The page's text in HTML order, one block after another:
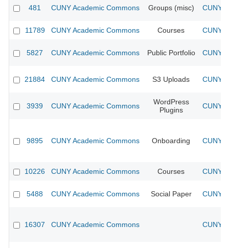
481 CUNY Academic Commons Groups (misc) CUNY
11789 CUNY Academic Commons Courses CUNY
5827 CUNY Academic Commons Public Portfolio CUNY
21884 CUNY Academic Commons S3 Uploads CUNY
3939 CUNY Academic Commons
WordPress
Plugins
CUNY
9895 CUNY Academic Commons Onboarding CUNY
10226 CUNY Academic Commons Courses CUNY
5488 CUNY Academic Commons Social Paper CUNY
16307 CUNY Academic Commons CUNY